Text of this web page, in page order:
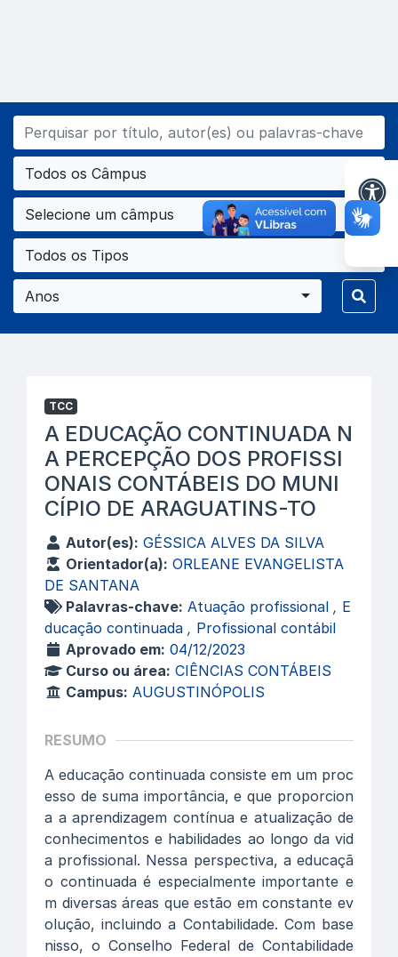
Todos os Câmpus
Selecione um câmpus
Todos os Tipos
Anos
TCC
A EDUCAÇÃO CONTINUADA N
A PERCEPÇÃO DOS PROFISSI
ONAIS CONTÁBEIS DO MUNI
CÍPIO DE ARAGUATINS-TO
Autor(es): GÉSSICA ALVES DA SILVA
Orientador(a): ORLEANE EVANGELISTA
DE SANTANA
Palavras-chave: Atuação profissional , E
ducação continuada , Profissional contábil
Aprovado em: 04/12/2023
Curso ou área: CIÊNCIAS CONTÁBEIS
Campus: AUGUSTINÓPOLIS
RESUMO
A educação continuada consiste em um proc
esso de suma importância, e que proporcion
a a aprendizagem contínua e atualização de
conhecimentos e habilidades ao longo da vid
a profissional. Nessa perspectiva, a educaçã
o continuada é especialmente importante e
m diversas áreas que estão em constante ev
olução, incluindo a Contabilidade. Com base
nisso, o Conselho Federal de Contabilidade